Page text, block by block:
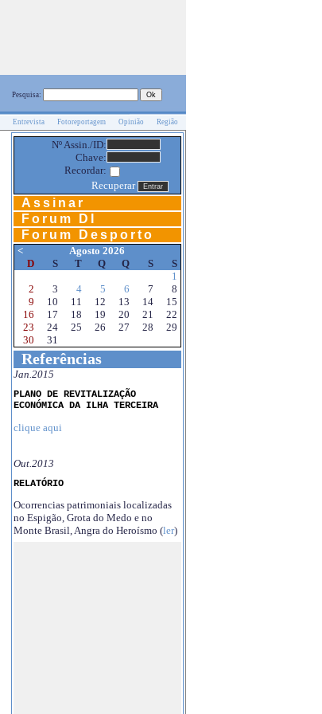
Pesquisa:
Entrevista Fotoreportagem Opinião Região
Nº Assin./ID:
Chave:
Recordar:
Recuperar
Assinar
Forum DI
Forum Desporto
<
Agosto 2026
D
S T Q Q S
S
1
2
3 4 5 6 7
8
9
10 11 12 13 14
15
16
17 18 19 20 21
22
23
24 25 26 27 28
29
30
31
Referências
Jan.2015
PLANO DE REVITALIZAÇÃO
ECONÓMICA DA ILHA TERCEIRA
clique aqui
Out.2013
RELATÓRIO
Ocorrencias patrimoniais localizadas
no Espigão, Grota do Medo e no
Monte Brasil, Angra do Heroísmo (ler)